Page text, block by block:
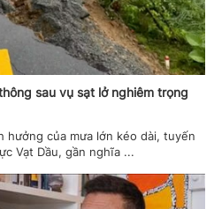
sau vụ sạt lở nghiêm trọng
hưởng của mưa lớn kéo dài, tuyến
Vạt Dầu, gần nghĩa ...